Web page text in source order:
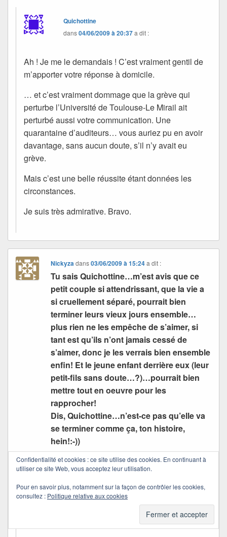
Quichottine
dans04/06/2009 à 20:37a dit :
Ah ! Je me le demandais ! C’est vraiment gentil de
m’apporter votre réponse à domicile.
… et c’est vraiment dommage que la grève qui
perturbe l’Université de Toulouse-Le Mirail ait
perturbé aussi votre communication. Une
quarantaine d’auditeurs… vous auriez pu en avoir
davantage, sans aucun doute, s’il n’y avait eu
grève.
Mais c’est une belle réussite étant données les
circonstances.
Je suis très admirative. Bravo.
Nickyzadans03/06/2009 à 15:24 a dit :
Tu sais Quichottine…m’est avis que ce
petit couple si attendrissant, que la vie a
si cruellement séparé, pourrait bien
terminer leurs vieux jours ensemble…
plus rien ne les empêche de s’aimer, si
tant est qu’ils n’ont jamais cessé de
s’aimer, donc je les verrais bien ensemble
enfin! Et le jeune enfant derrière eux (leur
petit-fils sans doute…?)…pourrait bien
mettre tout en oeuvre pour les
rapprocher!
Dis, Quichottine…n’est-ce pas qu’elle va
se terminer comme ça, ton histoire,
hein!:-))
Tu as une imagination formidable et tout
ça est si joliment dit…j’ai passé un joli
moment, merci !!
04/06/2009 à 20:42 a dit :
Confidentialité et cookies : ce site utilise des cookies. En continuant à
utiliser ce site Web, vous acceptez leur utilisation.
Pour en savoir plus, notamment sur la façon de contrôler les cookies,
consultez : Politique relative aux cookies